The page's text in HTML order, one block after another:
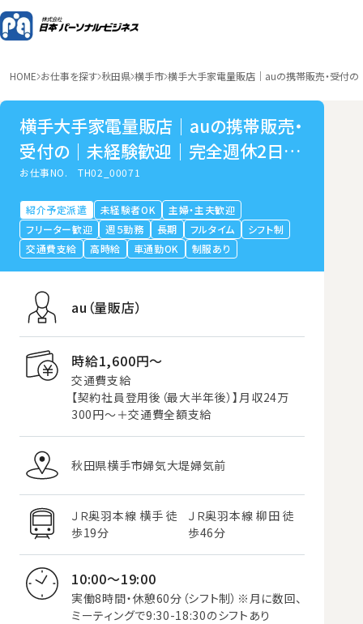
HOME お仕事を探す 秋田県 横手市 横手大手家電量販店｜auの携帯販売・受付
横手大手家電量販店｜auの携帯販売・
受付の｜未経験歓迎｜完全週休2日制
｜（秋田県横手市）
お仕事NO.TH02_00071
紹介予定派遣 未経験者OK
主婦・主夫歓迎
フリーター歓迎
週５勤務 長期 フルタイム
シフト制
交通費支給
高時給 車通勤OK 制服あり
au（量販店）
時給1,600円〜
交通費支給
【契約社員登用後（最大半年後）】月収24万
300円～＋交通費全額支給
秋田県横手市婦気大堤婦気前
ＪＲ奥羽本線 横手 徒
歩19分
ＪＲ奥羽本線 柳田 徒
歩46分
10:00～19:00
実働8時間・休憩60分（シフト制）※月に数回、
ミーティングで9:30-18:30のシフトあり